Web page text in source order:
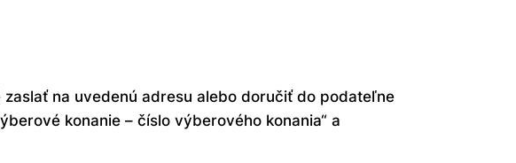
na uvedenú adresu alebo doručiť do podateľne
konanie – číslo výberového konania“ a